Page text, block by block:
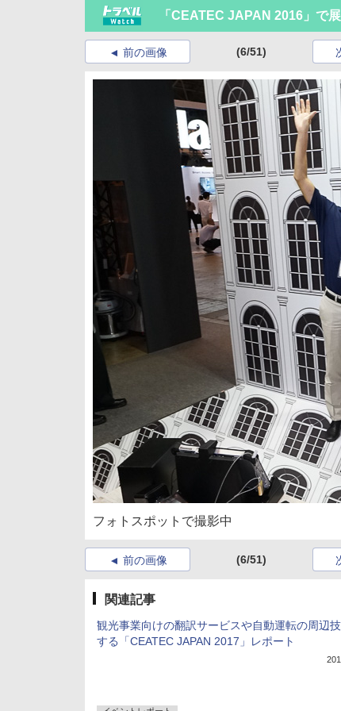
「CEATEC JAPAN 2016」で
前の画像 (6/51)
フォトスポットで撮影中
前の画像 (6/51)
関連記事
観光事業向けの翻訳サービスや自動運転の周辺
する「CEATEC JAPAN 2017」レポート